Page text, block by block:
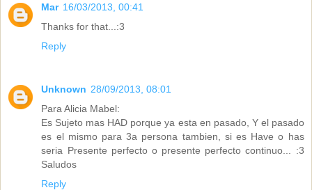
Mar 16/03/2013, 00:41
Thanks for that...:3
Reply
Unknown 28/09/2013, 08:01
Para Alicia Mabel:
Es Sujeto mas HAD porque ya esta en pasado, Y el pasado
es el mismo para 3a persona tambien, si es Have o has
seria Presente perfecto o presente perfecto continuo... :3
Saludos
Reply